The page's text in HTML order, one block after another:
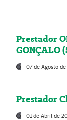
Prestador
GONÇALO
07 de Agosto
Prestador
01 de Abril de